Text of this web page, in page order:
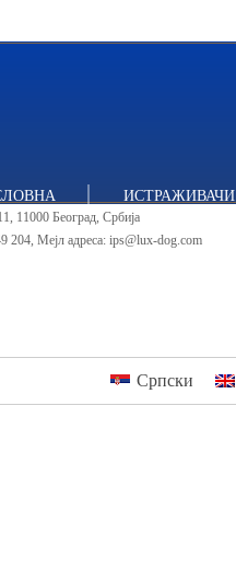
ИСТРАЖИВАЧИ
студије
11000 Београд, Србија
204, Мејл адреса: ips@lux-dog.com
Српски